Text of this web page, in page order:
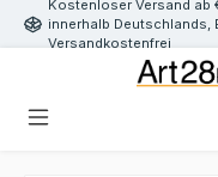
Zum Hauptinhalt springen
Kostenloser Versand ab
innerhalb Deutschlands,
Versandkostenfrei